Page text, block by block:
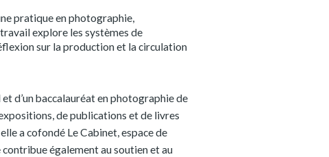
pratique en photographie,
explore les systèmes de
sur la production et la circulation
d’un baccalauréat en photographie de
de publications et de livres
a cofondé Le Cabinet, espace de
également au soutien et au